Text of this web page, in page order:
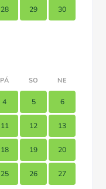
28 29 30
PÁ SO NE
4 5 6
11 12 13
18 19 20
25 26 27